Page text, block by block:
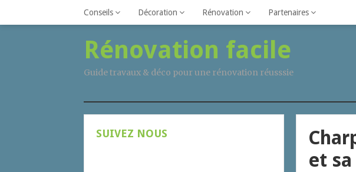
Conseils Décoration Rénovation Partenaires
Rénovation facile
Guide travaux & déco pour une rénovation réusssie
et
SUIVEZ NOUS